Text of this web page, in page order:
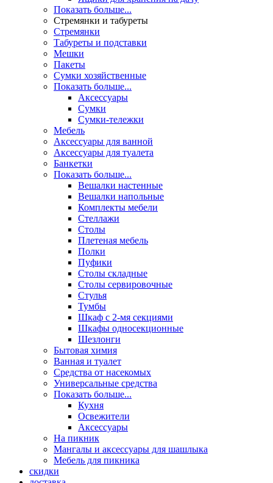
Показать больше...
Стремянки и табуреты
Стремянки
Табуреты и подставки
Мешки
Пакеты
Сумки хозяйственные
Показать больше...
Аксессуары
Сумки
Сумки-тележки
Мебель
Аксессуары для ванной
Аксессуары для туалета
Банкетки
Показать больше...
Вешалки настенные
Вешалки напольные
Комплекты мебели
Стеллажи
Столы
Плетеная мебель
Полки
Пуфики
Столы складные
Столы сервировочные
Стулья
Тумбы
Шкаф с 2-мя секциями
Шкафы односекционные
Шезлонги
Бытовая химия
Ванная и туалет
Средства от насекомых
Универсальные средства
Показать больше...
Кухня
Освежители
Аксессуары
На пикник
Мангалы и аксессуары для шашлыка
Мебель для пикника
скидки